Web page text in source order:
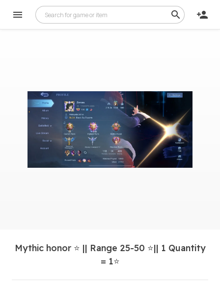
Mythic honor ⭐ || Range 25-50 ⭐|| 1 Quantity
= 1⭐